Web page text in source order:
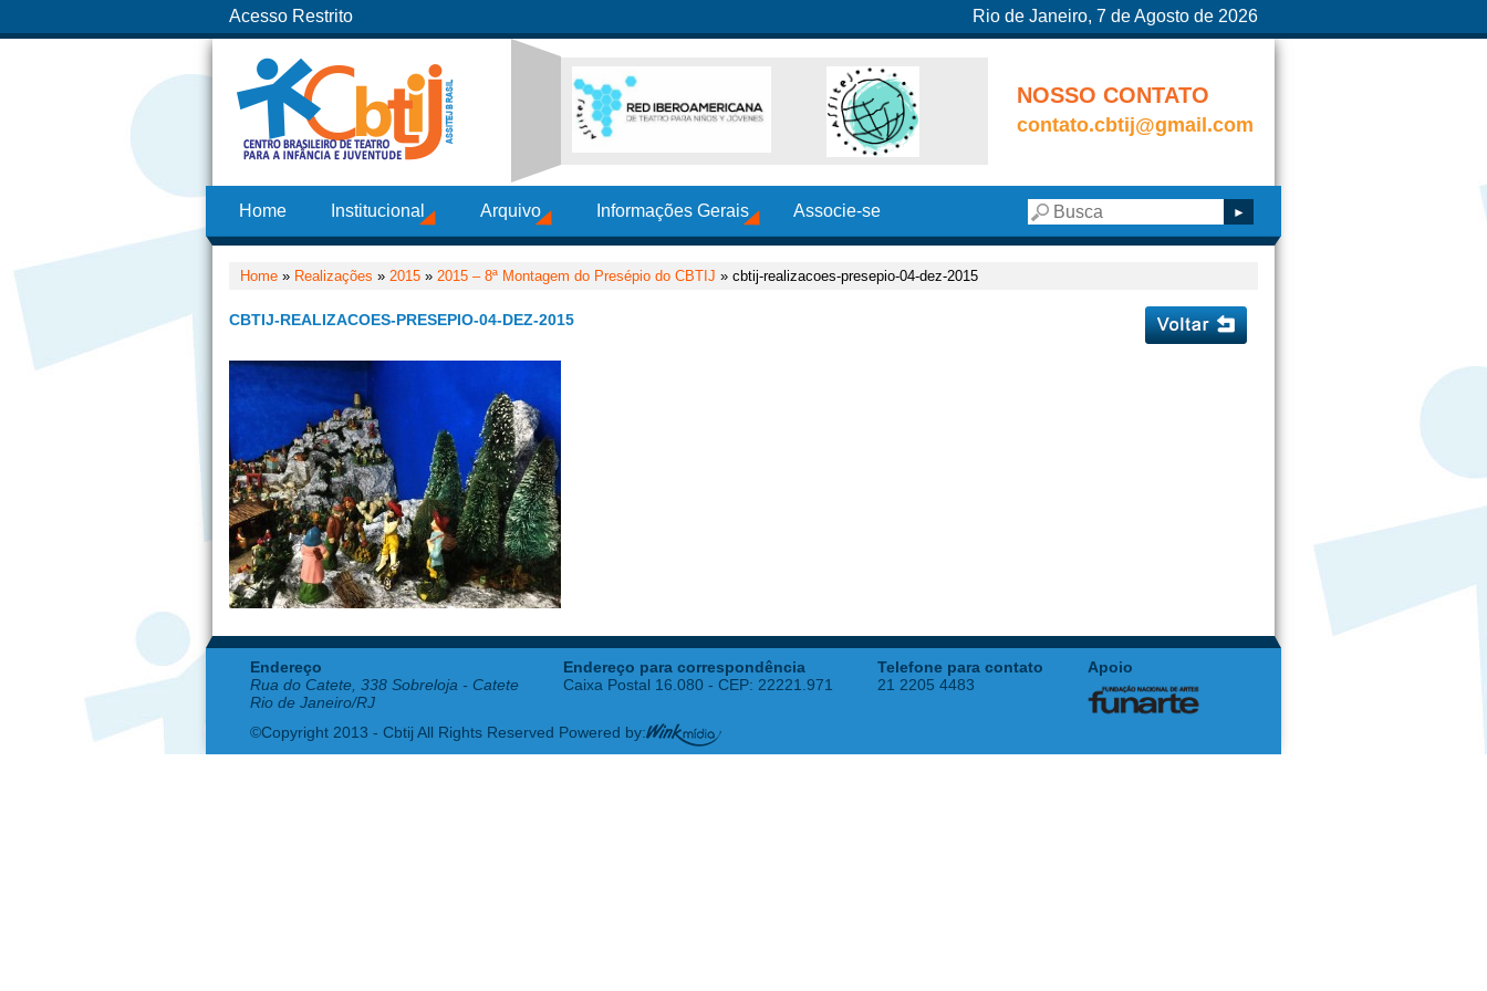
Acesso Restrito Rio de Janeiro, 7 de Agosto de 2026
NOSSO CONTATO
contato.cbtij@gmail.com
Home Institucional Arquivo Informações Gerais Associe-se
Home » Realizações » 2015 » 2015 – 8ª Montagem do Presépio do CBTIJ » cbtij-realizacoes-presepio-04-dez-2015
CBTIJ-REALIZACOES-PRESEPIO-04-DEZ-2015
Endereço
Rua do Catete, 338 Sobreloja - Catete
Rio de Janeiro/RJ
Endereço para correspondência
Caixa Postal 16.080 - CEP: 22221.971
Telefone para contato
21 2205 4483
Apoio
©Copyright 2013 - Cbtij All Rights Reserved Powered by: